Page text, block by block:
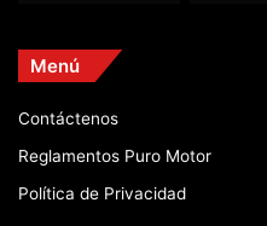
Menú
Contáctenos
Reglamentos Puro Motor
Política de Privacidad